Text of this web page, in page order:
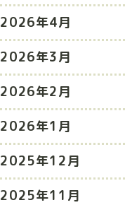
2026年4月
2026年3月
2026年2月
2026年1月
2025年12月
2025年11月